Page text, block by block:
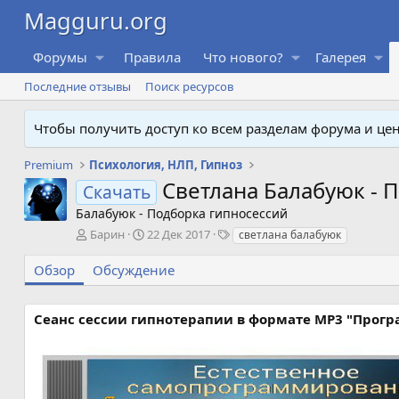
Форумы Правила Что нового? Галерея
Последние отзывы Поиск ресурсов
Чтобы получить доступ ко всем разделам форума и
Premium Психология, НЛП, Гипноз
Скачать Светлана Балабуюк -
Балабуюк - Подборка гипносессий
А
т
о
Барин
Д
т
а
о
а
и
22 Дек 2017
Т
и
светлана балабуюк
Обзор Обсуждение
Сеанс сессии гипнотерапии в формате MP3